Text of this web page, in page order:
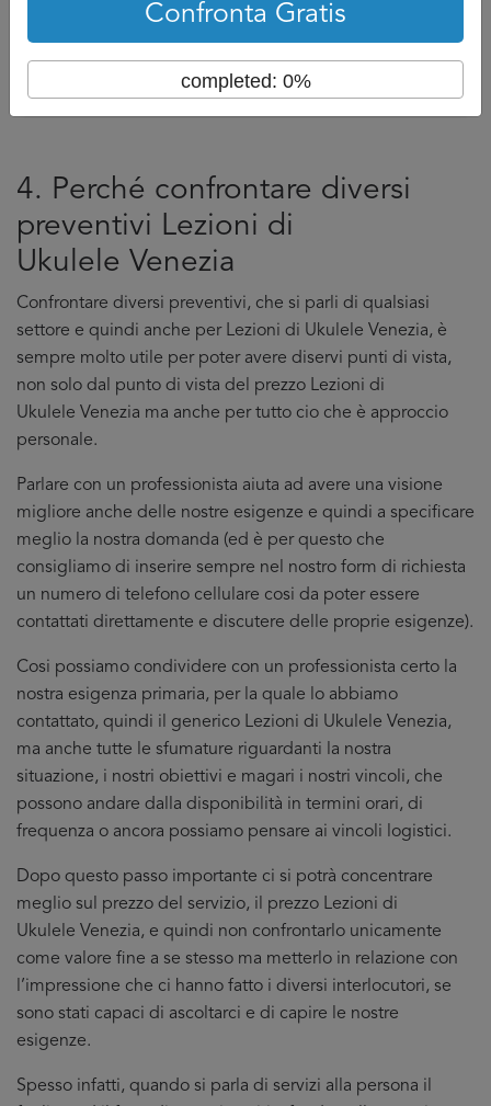
Confronta prezzi
4. Perché confrontare diversi
preventivi Lezioni di
Ukulele Venezia
Confrontare diversi preventivi, che si parli di qualsiasi
settore e quindi anche per Lezioni di Ukulele Venezia, è
sempre molto utile per poter avere diservi punti di vista,
non solo dal punto di vista del prezzo Lezioni di
Ukulele Venezia ma anche per tutto cio che è approccio
personale.
Parlare con un professionista aiuta ad avere una visione
migliore anche delle nostre esigenze e quindi a specificare
meglio la nostra domanda (ed è per questo che
consigliamo di inserire sempre nel nostro form di richiesta
un numero di telefono cellulare cosi da poter essere
contattati direttamente e discutere delle proprie esigenze).
Cosi possiamo condividere con un professionista certo la
nostra esigenza primaria, per la quale lo abbiamo
contattato, quindi il generico Lezioni di Ukulele Venezia,
ma anche tutte le sfumature riguardanti la nostra
situazione, i nostri obiettivi e magari i nostri vincoli, che
possono andare dalla disponibilità in termini orari, di
frequenza o ancora possiamo pensare ai vincoli logistici.
Dopo questo passo importante ci si potrà concentrare
meglio sul prezzo del servizio, il prezzo Lezioni di
Ukulele Venezia, e quindi non confrontarlo unicamente
come valore fine a se stesso ma metterlo in relazione con
l’impressione che ci hanno fatto i diversi interlocutori, se
sono stati capaci di ascoltarci e di capire le nostre
esigenze.
Spesso infatti, quando si parla di servizi alla persona il
Confronta Gratis
completed: 0%